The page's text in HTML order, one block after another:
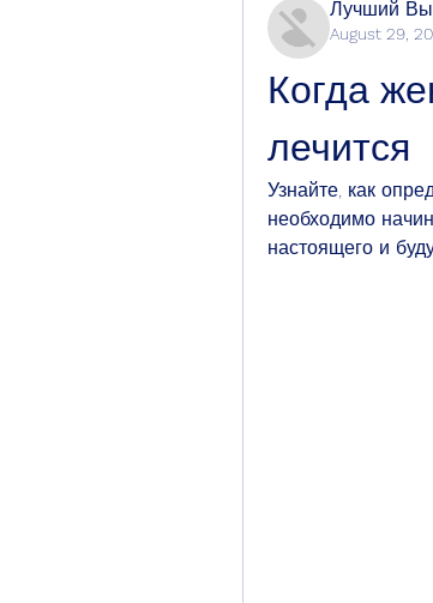
Лучший
August 29,
Когда
лечится
Узнайте, как
необходимо
настоящего и